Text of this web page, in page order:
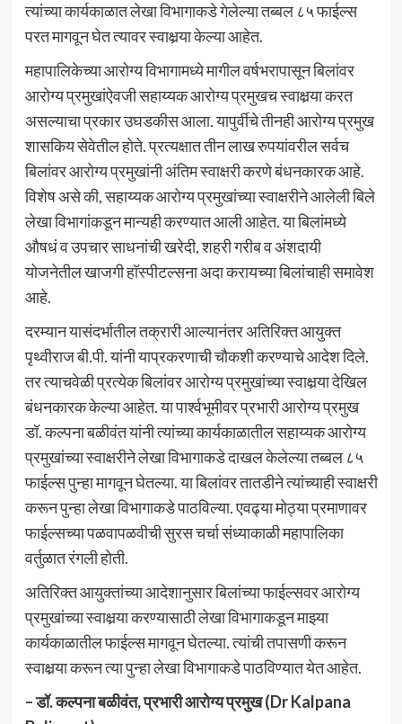
त्यांच्या कार्यकाळात लेखा विभागाकडे गेलेल्या तब्बल ८५ फाईल्स
परत मागवून घेत त्यावर स्वाक्षर्‍या केल्या आहेत.
महापालिकेच्या आरोग्य विभागामध्ये मागील वर्षभरापासून बिलांवर
आरोग्य प्रमुखांऐवजी सहाय्यक आरोग्य प्रमुखच स्वाक्षर्‍या करत
असल्याचा प्रकार उघडकीस आला. यापुर्वीचे तीनही आरोग्य प्रमुख
शासकिय सेवेतील होते. प्रत्यक्षात तीन लाख रुपयांवरील सर्वच
बिलांवर आरोग्य प्रमुखांनी अंतिम स्वाक्षरी करणे बंधनकारक आहे.
विशेष असे की, सहाय्यक आरोग्य प्रमुखांच्या स्वाक्षरीने आलेली बिले
लेखा विभागांकडून मान्यही करण्यात आली आहेत. या बिलांमध्ये
औषधं व उपचार साधनांची खरेदी, शहरी गरीब व अंशदायी
योजनेतील खाजगी हॉस्पीटल्सना अदा करायच्या बिलांचाही समावेश
आहे.
दरम्यान यासंदर्भातील तक्रारी आल्यानंतर अतिरिक्त आयुक्त
पृथ्वीराज बी.पी. यांनी याप्रकरणाची चौकशी करण्याचे आदेश दिले.
तर त्याचवेळी प्रत्येक बिलांवर आरोग्य प्रमुखांच्या स्वाक्षर्‍या देखिल
बंधनकारक केल्या आहेत. या पार्श्‍वभूमीवर प्रभारी आरोग्य प्रमुख
डॉ. कल्पना बळीवंत यांनी त्यांच्या कार्यकाळातील सहाय्यक आरोग्य
प्रमुखांच्या स्वाक्षरीने लेखा विभागाकडे दाखल केलेल्या तब्बल ८५
फाईल्स पुन्हा मागवून घेतल्या. या बिलांवर तातडीने त्यांच्याही स्वाक्षरी
करून पुन्हा लेखा विभागाकडे पाठविल्या. एवढ्या मोठ्या प्रमाणावर
फाईल्सच्या पळवापळवीची सुरस चर्चा संध्याकाळी महापालिका
वर्तुळात रंगली होती.
अतिरिक्त आयुक्तांच्या आदेशानुसार बिलांच्या फाईल्सवर आरोग्य
प्रमुखांच्या स्वाक्षर्‍या करण्यासाठी लेखा विभागाकडून माझ्या
कार्यकाळातील फाईल्स मागवून घेतल्या. त्यांची तपासणी करून
स्वाक्षर्‍या करून त्या पुन्हा लेखा विभागाकडे पाठविण्यात येत आहेत.
– डॉ. कल्पना बळीवंत, प्रभारी आरोग्य प्रमुख (Dr Kalpana